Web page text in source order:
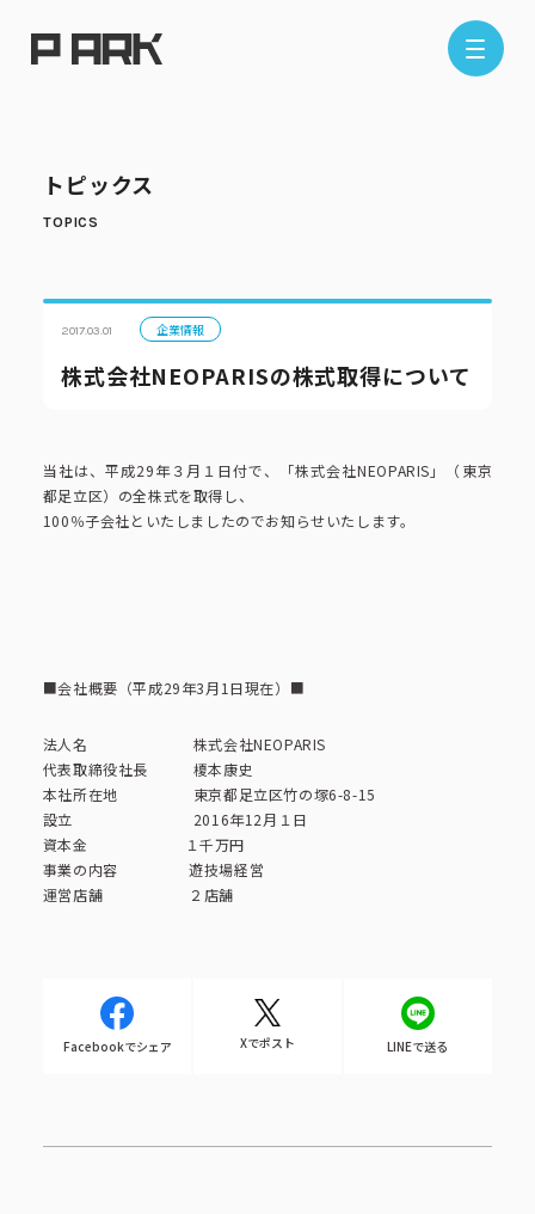
店舗情報
エリアから探す
埼玉エリア
ピーアークで楽しむ
パチンコ・スロット
会社概要
ピーアークの歩み
企業・団体向け募集情報
CSR活動 トップ
CSR理念
CSRニュース
トピックス
IR情報 お問い合わせ
公式アカウント一覧
トピックス
2017.03.01 企業情報
株式会社NEOPARISの株式取得について
当社は、平成29年３月１日付で、「株式会社NEOPARIS」（東京
都足立区）の全株式を取得し、
100％子会社といたしましたのでお知らせいたします。
■会社概要（平成29年3月1日現在）■
法人名 株式会社NEOPARIS
代表取締役社長 榎本康史
本社所在地 東京都足立区竹の塚6-8-15
設立 2016年12月１日
資本金 １千万円
事業の内容 遊技場経営
運営店舗 ２店舗
Facebookでシェア Xでポスト LINEで送る